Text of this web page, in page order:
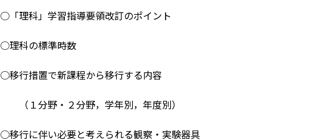
○「理科」学習指導要領改訂のポイント
○理科の標準時数
○移行措置で新課程から移行する内容
（１分野・２分野，学年別，年度別）
○移行に伴い必要と考えられる観察・実験器具